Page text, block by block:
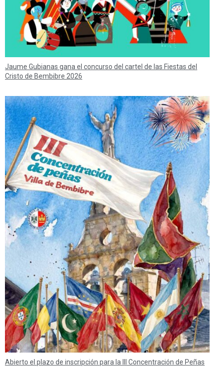
Jaume Gubianas gana el concurso del cartel de las Fiestas del
Cristo de Bembibre 2026
Abierto el plazo de inscripción para la III Concentración de Peñas